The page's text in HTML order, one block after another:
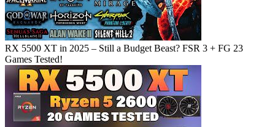
RX 5500 XT in 2025 – Still a Budget Beast? FSR 3 + FG 23
Games Tested!